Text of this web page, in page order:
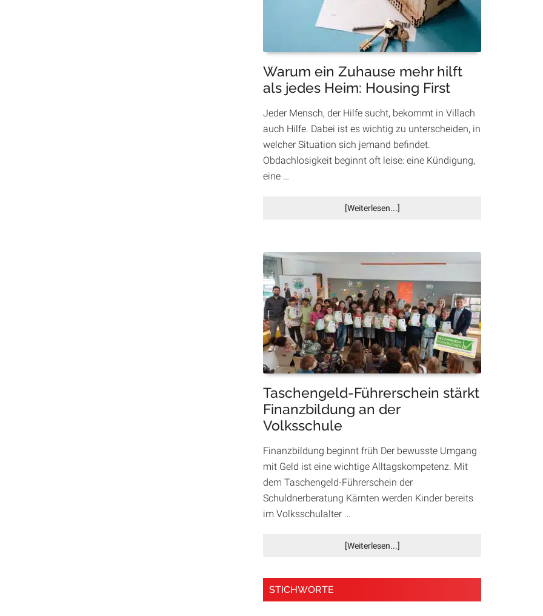
„WomanWonder
Weiblichkeit
–
AWAKEN“
starke
Akzente
Warum ein Zuhause mehr hilft
als jedes Heim: Housing First
Jeder Mensch, der Hilfe sucht, bekommt in Villach
auch Hilfe. Dabei ist es wichtig zu unterscheiden, in
welcher Situation sich jemand befindet.
Obdachlosigkeit beginnt oft leise: eine Kündigung,
eine …
[Weiterlesen...]Infos
ein
mehr
hilft
als
jedes
Heim:
Housing
First
Taschengeld-Führerschein stärkt
Finanzbildung an der
Volksschule
Finanzbildung beginnt früh Der bewusste Umgang
mit Geld ist eine wichtige Alltagskompetenz. Mit
dem Taschengeld-Führerschein der
Schuldnerberatung Kärnten werden Kinder bereits
im Volksschulalter …
[Weiterlesen...]Infos
STICHWORTE